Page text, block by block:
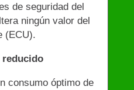
de seguridad del
ningún valor del
(ECU).
reducido
consumo óptimo de